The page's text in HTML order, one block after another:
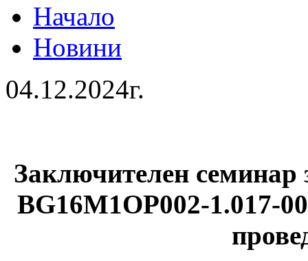
Начало
Новини
04.12.2024г.
Заключителен семинар
BG16M1OP002-1.017-